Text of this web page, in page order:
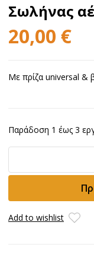
Σωλήνας
20,00 €
Με πρίζα universal &
Παράδοση 1 έως 3
15m
8x10
ποσότητα
Add to wishlist